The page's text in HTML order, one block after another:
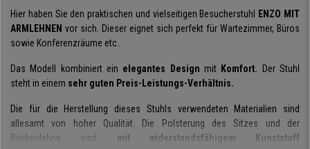
Hier haben Sie den praktischen und vielseitigen Besucherstuhl
ENZO MIT
ARMLEHNEN vor sich. Dieser eignet sich perfekt für Wartezimmer, Büros
sowie Konferenzräume etc..
Das Modell kombiniert ein elegantes Design mit Komfort. Der Stuhl
steht in einem sehr guten Preis-Leistungs-Verhältnis.
Die für die Herstellung dieses Stuhls verwendeten Materialien sind
allesamt von hoher Qualität. Die Polsterung des Sitzes und der
Rückenlehne sind mit widerstandsfähigem Kunststoff